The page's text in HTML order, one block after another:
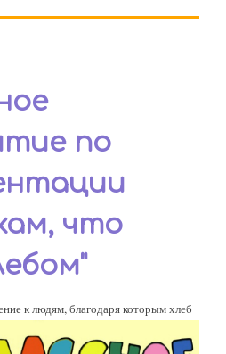
по
что
к людям, благодаря которым хлеб